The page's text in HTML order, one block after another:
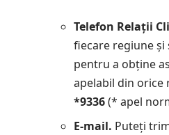
Telefon Relații
fiecare regiune
pentru a obține
apelabil din orice
*9336(* apel
E-mail. Puteți